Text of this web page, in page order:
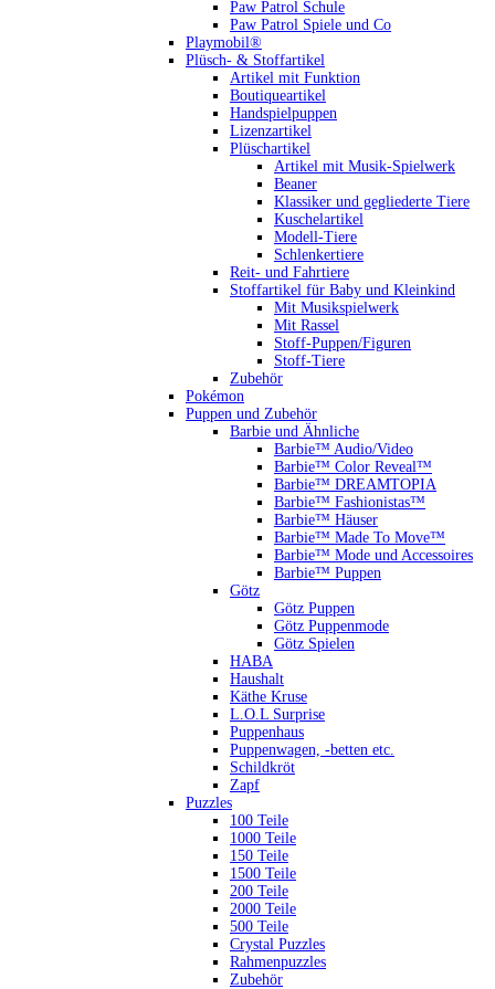
Paw Patrol Schule
Paw Patrol Spiele und Co
Playmobil®
Plüsch- & Stoffartikel
Artikel mit Funktion
Boutiqueartikel
Handspielpuppen
Lizenzartikel
Plüschartikel
Artikel mit Musik-Spielwerk
Beaner
Klassiker und gegliederte Tiere
Kuschelartikel
Modell-Tiere
Schlenkertiere
Reit- und Fahrtiere
Stoffartikel für Baby und Kleinkind
Mit Musikspielwerk
Mit Rassel
Stoff-Puppen/Figuren
Stoff-Tiere
Zubehör
Pokémon
Puppen und Zubehör
Barbie und Ähnliche
Barbie™ Audio/Video
Barbie™ Color Reveal™
Barbie™ DREAMTOPIA
Barbie™ Fashionistas™
Barbie™ Häuser
Barbie™ Made To Move™
Barbie™ Mode und Accessoires
Barbie™ Puppen
Götz
Götz Puppen
Götz Puppenmode
Götz Spielen
HABA
Haushalt
Käthe Kruse
L.O.L Surprise
Puppenhaus
Puppenwagen, -betten etc.
Schildkröt
Zapf
Puzzles
100 Teile
1000 Teile
150 Teile
1500 Teile
200 Teile
2000 Teile
500 Teile
Crystal Puzzles
Rahmenpuzzles
Zubehör